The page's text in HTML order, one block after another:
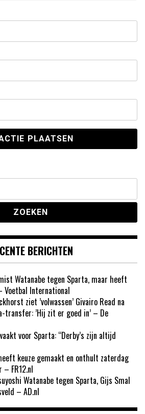
BERICHTEN
Watanabe tegen Sparta, maar heeft
Voetbal International
ziet ’volwassen’ Givairo Read na
transfer: ’Hij zit er goed in’ – De
voor Sparta: “Derby’s zijn altijd
keuze gemaakt en onthult zaterdag
– FR12.nl
Watanabe tegen Sparta, Gijs Smal
– AD.nl